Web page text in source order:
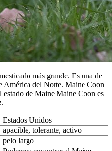
más grande. Es una de
América del Norte. Maine Coon
estado de Maine Maine Coon es
Estados Unidos
apacible, tolerante, activo
pelo largo